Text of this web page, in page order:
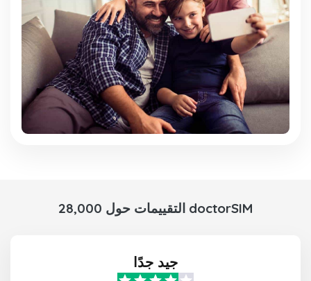
28,000 التقييمات حول doctorSIM
جيد جدًا